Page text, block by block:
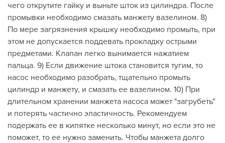
чего открутите гайку и выньте шток из цилиндра. После
промывки необходимо смазать манжету вазелином. 8)
По мере загрязнения крышку необходимо промыть, при
этом не допускается поддевать прокладку острыми
предметами. Клапан легко вынимается нажатием
пальца. 9) Если движение штока становится тугим, то
насос необходимо разобрать, тщательно промыть
цилиндр и манжету, и смазать ее вазелином. 10) При
длительном хранении манжета насоса может "загрубеть"
и потерять частично эластичность. Рекомендуем
подержать ее в кипятке несколько минут, но если это не
поможет, то ее нужно заменить. Чтобы манжета долго